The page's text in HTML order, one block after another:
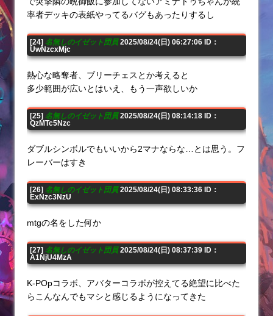
率者デッキの表紙やってるバグもあったりするし
[24] 名無しのイゼット団員2025/08/24(日) 06:27:06 ID：
UwNzcxMjc
熱心な略奪者、ブリーチェスとか考えると
多少範囲が広いとはいえ、もう一声欲しいか
[25] 名無しのイゼット団員2025/08/24(日) 08:14:18 ID：
QzMTc5Nzc
ダブルシンボルでもいいから2マナならな…とは思う。フ
レーバーはすき
[26] 名無しのイゼット団員2025/08/24(日) 08:33:36 ID：
ExNzc3NzU
mtgの名をした何か
[27] 名無しのイゼット団員2025/08/24(日) 08:37:39 ID：
A1NjU4MzA
K-POpコラボ、アバターコラボが控えてる絶望に比べた
らこんなんでもマシと感じるようになってきた